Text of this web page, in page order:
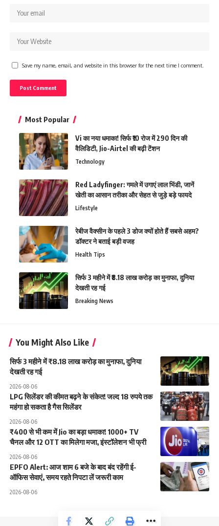
Save my name, email, and website in this browser for the next time I comment.
Most Popular
Vi का नया धमाका! सिर्फ ₹10 रोज में 290 दिन की
वैलिडिटी, Jio-Airtel की बढ़ी टेंशन
Technology
Red Ladyfinger: गमले में उगाएं लाल भिंडी, जानें
खेती का आसान तरीका और सेहत से जुड़े बड़े फायदे
Lifestyle
रेबीज वैक्सीन के पहले 3 डोज क्यों होते हैं सबसे अहम?
डॉक्टर ने बताई बड़ी वजह
Health Tips
सिर्फ 3 महीने में ₹8.18 लाख करोड़ का मुनाफा, दुनिया
देखती रह गई
Breaking News
You Might Also Like
सिर्फ 3 महीने में ₹8.18 लाख करोड़ का मुनाफा, दुनिया
देखती रह गई
2026-08-06
LPG सिलेंडर की कीमत बढ़ने के संकेत! जल्द 18 रुपये तक
महंगा हो सकता है गैस सिलेंडर
2026-08-06
₹400 से भी कम में Jio का बड़ा धमाका! 1000+ TV
चैनल और 12 OTT का मिलेगा मजा, इंस्टॉलेशन भी फ्री
2026-08-06
EPFO Alert: आज शाम 6 बजे के बाद बंद रहेंगी ई-
ऑफिस सेवाएं, समय रहते निपटा लें जरूरी काम
2026-08-06